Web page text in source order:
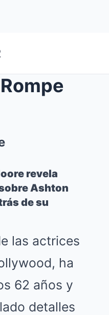
revela
Ashton
de su
las actrices
ha
62 años y
detalles